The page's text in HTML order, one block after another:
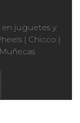
juguetes y
| Chicco |
Muñecas